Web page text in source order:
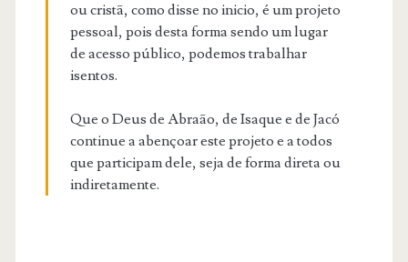
ou cristã, como disse no inicio, é um projeto
pessoal, pois desta forma sendo um lugar
de acesso público, podemos trabalhar
isentos.
Que o Deus de Abraão, de Isaque e de Jacó
continue a abençoar este projeto e a todos
que participam dele, seja de forma direta ou
indiretamente.